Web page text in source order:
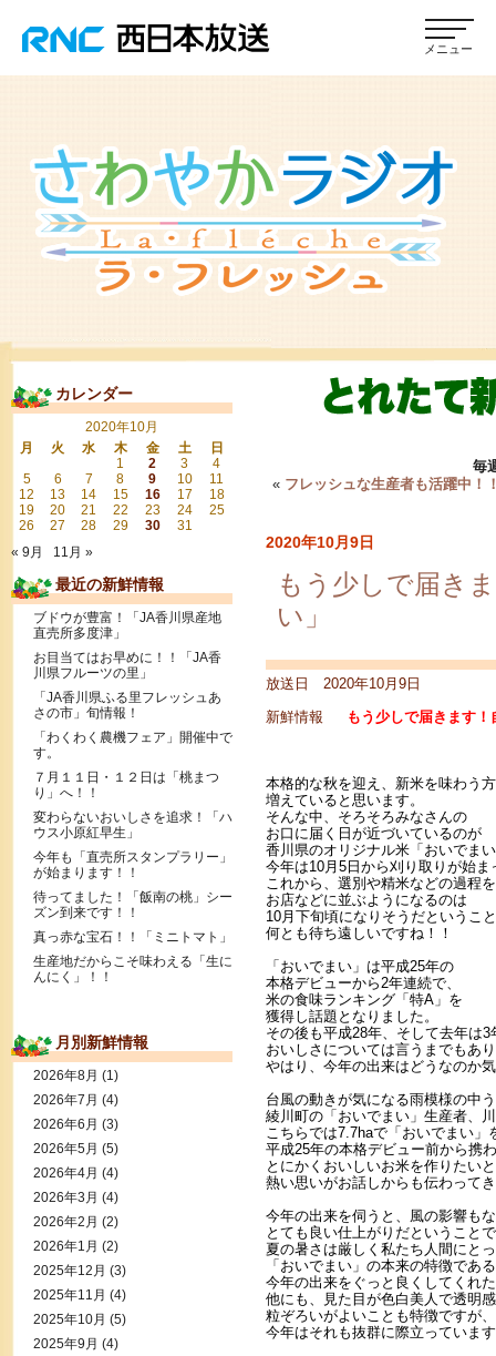
毎
« フレッシュな生産者も活躍中！
2020年10月9日
もう少しで届き
い」
放送日 2020年10月9日
新鮮情報
もう少しで届きます！
本格的な秋を迎え、新米を味わう
増えていると思います。
そんな中、そろそろみなさんの
お口に届く日が近づいているのが
香川県のオリジナル米「おいでま
今年は10月5日から刈り取りが始ま
これから、選別や精米などの過程
お店などに並ぶようになるのは
10月下旬頃になりそうだというこ
何とも待ち遠しいですね！！
「おいでまい」は平成25年の
本格デビューから2年連続で、
米の食味ランキング「特A」を
獲得し話題となりました。
その後も平成28年、そして去年は
おいしさについては言うまでもあ
やはり、今年の出来はどうなのか
台風の動きが気になる雨模様の中
綾川町の「おいでまい」生産者、
こちらでは7.7haで「おいでまい」
平成25年の本格デビュー前から携
とにかくおいしいお米を作りたい
熱い思いがお話しからも伝わって
今年の出来を伺うと、風の影響も
とても良い仕上がりだということ
夏の暑さは厳しく私たち人間にと
「おいでまい」の本来の特徴であ
今年の出来をぐっと良くしてくれ
他にも、見た目が色白美人で透明
粒ぞろいがよいことも特徴ですが、
今年はそれも抜群に際立っていま
カレンダー
2020年10月
月
火 水 木 金 土
日
1
2 3
4
5
6 7 8 9 10
11
12
13 14 15 16 17
18
19
20 21 22 23 24
25
26
27 28 29 30
31
« 9月
11月 »
最近の新鮮情報
ブドウが豊富！「JA香川県産地
直売所多度津」
お目当てはお早めに！！「JA香
川県フルーツの里」
「JA香川県ふる里フレッシュあ
さの市」旬情報！
「わくわく農機フェア」開催中で
す。
７月１１日・１２日は「桃まつ
り」へ！！
変わらないおいしさを追求！「ハ
ウス小原紅早生」
今年も「直売所スタンプラリー」
が始まります！！
待ってました！「飯南の桃」シー
ズン到来です！！
真っ赤な宝石！！「ミニトマト」
生産地だからこそ味わえる「生に
んにく」！！
月別新鮮情報
2026年8月 (1)
2026年7月 (4)
2026年6月 (3)
2026年5月 (5)
2026年4月 (4)
2026年3月 (4)
2026年2月 (2)
2026年1月 (2)
2025年12月 (3)
2025年11月 (4)
2025年10月 (5)
2025年9月 (4)